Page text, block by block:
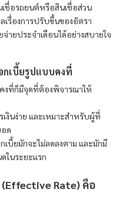
ชื่อรถยนต์หรือสินเชื่อส่วน
รื่องการปรับขึ้นของอัตรา
ายประจำเดือนได้อย่างสบายใจ
กเบี้ยรูปแบบคงที่
งที่ก็มีจุดที่ต้องพิจารณาให้
งินง่าย และเหมาะสำหรับผู้ที่
ด
เบี้ยมักจะไม่ลดลงตาม และมักมี
นระยะแรก
Rate) คือ